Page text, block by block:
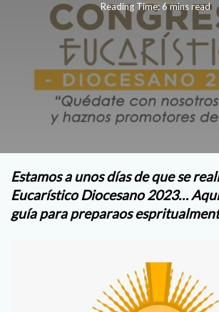
Reading Time: 6 mins read
Estamos a unos días de que se
Eucarístico Diocesano 2023…
guía para preparaos